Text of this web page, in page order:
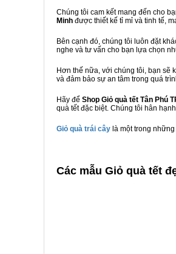
Chúng tôi cam kết mang đến cho
Minh được thiết kế tỉ mỉ và tinh tế,
Bên cạnh đó, chúng tôi luôn đặt
nghe và tư vấn cho bạn lựa chọn
Hơn thế nữa, với chúng tôi, bạn sẽ
và đảm bảo sự an tâm trong quá
Hãy để Shop Giỏ quà tết Tân Phú
quà tết đặc biệt. Chúng tôi hân
Giỏ quà trái cây là một trong những
Các mẫu Giỏ quà tết